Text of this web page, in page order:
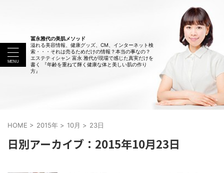
冨永雅代の美肌メソッド
溢れる美容情報、健康グッズ、CM、インターネット検
索・・・それは売るためだけの情報？本当の事なの？
エステティシャン 富永 雅代が現場で感じた真実だけを
書く 『年齢を重ねて輝く健康な体と美しい肌の作り
方』
HOME > 2015年 > 10月 > 23日
日別アーカイブ：2015年10月23日